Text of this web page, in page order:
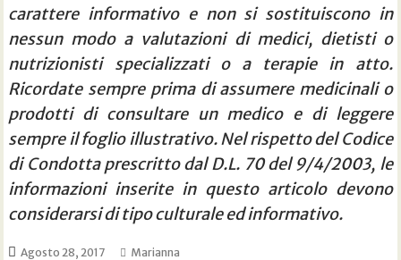
carattere informativo e non si sostituiscono in
nessun modo a valutazioni di medici, dietisti o
nutrizionisti specializzati o a terapie in atto.
Ricordate sempre prima di assumere medicinali o
prodotti di consultare un medico e di leggere
sempre il foglio illustrativo. Nel rispetto del Codice
di Condotta prescritto dal D.L. 70 del 9/4/2003, le
informazioni inserite in questo articolo devono
considerarsi di tipo culturale ed informativo.
Agosto 28, 2017 Marianna